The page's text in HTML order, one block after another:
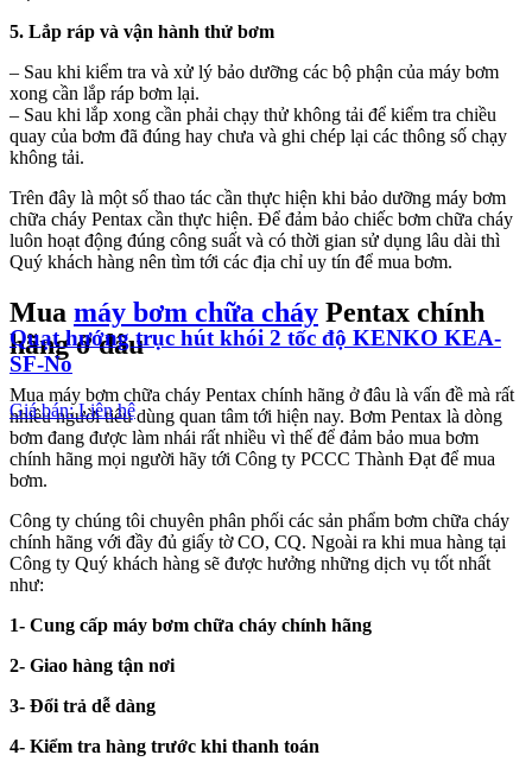
Quạt hướng trục hút khói 2 tốc độ KENKO KEA-
SF-No
Giá bán: Liên hệ
5. Lắp ráp và vận hành thử bơm
– Sau khi kiểm tra và xử lý bảo dưỡng các bộ phận của máy bơm
xong cần lắp ráp bơm lại.
– Sau khi lắp xong cần phải chạy thử không tải để kiểm tra chiều
quay của bơm đã đúng hay chưa và ghi chép lại các thông số chạy
không tải.
Trên đây là một số thao tác cần thực hiện khi bảo dưỡng máy bơm
chữa cháy Pentax cần thực hiện. Để đảm bảo chiếc bơm chữa cháy
luôn hoạt động đúng công suất và có thời gian sử dụng lâu dài thì
Quý khách hàng nên tìm tới các địa chỉ uy tín để mua bơm.
Mua máy bơm chữa cháy Pentax chính
hãng ở đâu
Mua máy bơm chữa cháy Pentax chính hãng ở đâu là vấn đề mà rất
nhiều người tiêu dùng quan tâm tới hiện nay. Bơm Pentax là dòng
bơm đang được làm nhái rất nhiều vì thế để đảm bảo mua bơm
chính hãng mọi người hãy tới Công ty PCCC Thành Đạt để mua
bơm.
Công ty chúng tôi chuyên phân phối các sản phẩm bơm chữa cháy
chính hãng với đầy đủ giấy tờ CO, CQ. Ngoài ra khi mua hàng tại
Công ty Quý khách hàng sẽ được hưởng những dịch vụ tốt nhất
như:
1- Cung cấp máy bơm chữa cháy chính hãng
2- Giao hàng tận nơi
3- Đổi trả dễ dàng
4- Kiểm tra hàng trước khi thanh toán